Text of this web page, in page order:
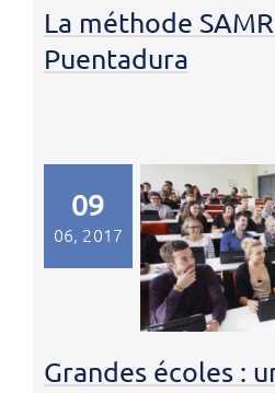
La méthode
Puentadura
09
06, 2017
Grandes écoles :